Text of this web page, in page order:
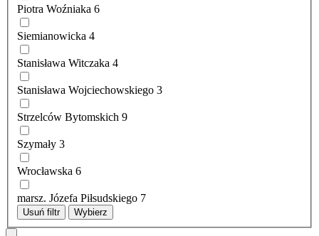
Piotra Woźniaka 6
Siemianowicka 4
Stanisława Witczaka 4
Stanisława Wojciechowskiego 3
Strzelców Bytomskich 9
Szymały 3
Wrocławska 6
marsz. Józefa Piłsudskiego 7
Usuń filtr Wybierz